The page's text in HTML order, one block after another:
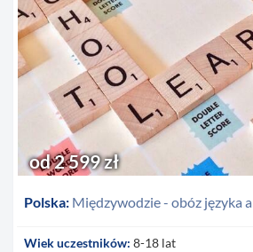
Polska: Międzywodzie - obóz języka
od 2 599 zł
Wiek uczestników: 8-18 lat